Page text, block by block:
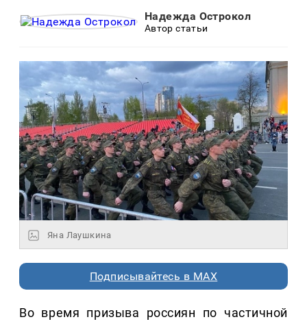
Надежда Острокол
Автор статьи
Яна Лаушкина
Подписывайтесь в MAX
Во время призыва россиян по частичной